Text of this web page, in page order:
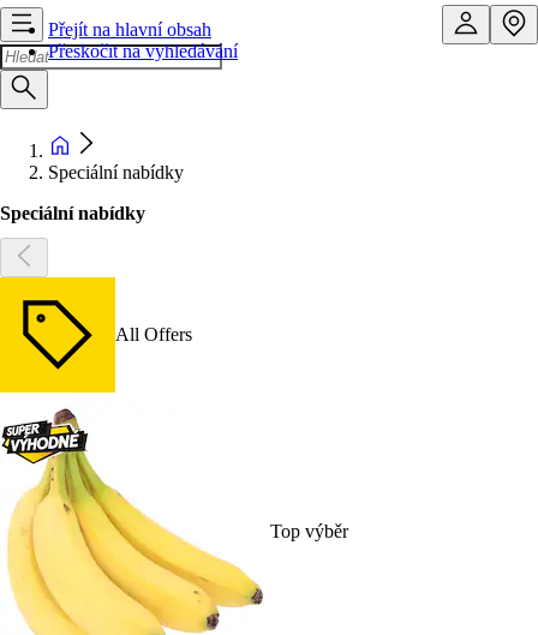
Přejít na hlavní obsah
Přeskočit na vyhledávání
Speciální nabídky
Speciální nabídky
All Offers
Top výběr